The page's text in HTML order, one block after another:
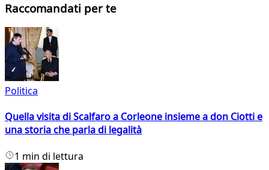
Raccomandati per te
Politica
Quella visita di Scalfaro a Corleone insieme a don Ciotti e
una storia che parla di legalità
1 min di lettura